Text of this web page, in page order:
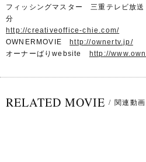
フィッシングマスター 三重テレビ
分
http://creativeoffice-chie.com/
OWNERMOVIEhttp://ownertv.jp/
オーナーばりwebsite http://
RELATED MOVIE / 関連動画